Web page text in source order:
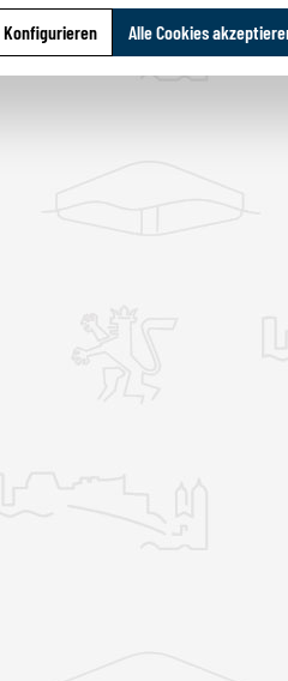
Konfigurieren Alle Cookies